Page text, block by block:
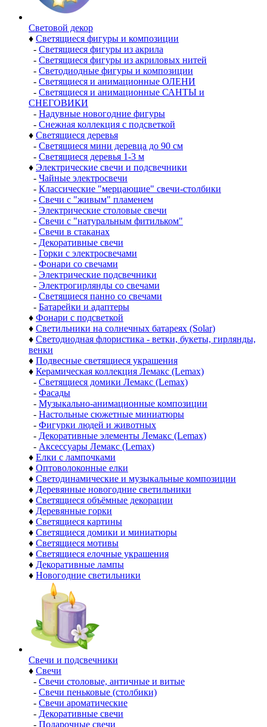
Световой декор
♦ Светящиеся фигуры и композиции
- Светящиеся фигуры из акрила
- Светящиеся фигуры из акриловых нитей
- Светодиодные фигуры и композиции
- Светящиеся и анимационные ОЛЕНИ
- Светящиеся и анимационные САНТЫ и
СНЕГОВИКИ
- Надувные новогодние фигуры
- Снежная коллекция с подсветкой
♦ Светящиеся деревья
- Светящиеся мини деревца до 90 см
- Светящиеся деревья 1-3 м
♦ Электрические свечи и подсвечники
- Чайные электросвечи
- Классические "мерцающие" свечи-столбики
- Свечи с "живым" пламенем
- Электрические столовые свечи
- Свечи с "натуральным фитильком"
- Свечи в стаканах
- Декоративные свечи
- Горки с электросвечами
- Фонари со свечами
- Электрические подсвечники
- Электрогирлянды со свечами
- Светящиеся панно со свечами
- Батарейки и адаптеры
♦ Фонари с подсветкой
♦ Светильники на солнечных батареях (Solar)
♦ Светодиодная флористика - ветки, букеты, гирлянды,
венки
♦ Подвесные светящиеся украшения
♦ Керамическая коллекция Лемакс (Lemax)
- Светящиеся домики Лемакс (Lemax)
- Фасады
- Музыкально-анимационные композиции
- Настольные сюжетные миниатюры
- Фигурки людей и животных
- Декоративные элементы Лемакс (Lemax)
- Аксессуары Лемакс (Lemax)
♦ Елки с лампочками
♦ Оптоволоконные елки
♦ Светодинамические и музыкальные композиции
♦ Деревянные новогодние светильники
♦ Светящиеся объёмные декорации
♦ Деревянные горки
♦ Светящиеся картины
♦ Светящиеся домики и миниатюры
♦ Светящиеся мотивы
♦ Светящиеся елочные украшения
♦ Декоративные лампы
♦ Новогодние светильники
Свечи и подсвечники
♦ Свечи
- Свечи столовые, античные и витые
- Свечи пеньковые (столбики)
- Свечи ароматические
- Декоративные свечи
- Подарочные свечи